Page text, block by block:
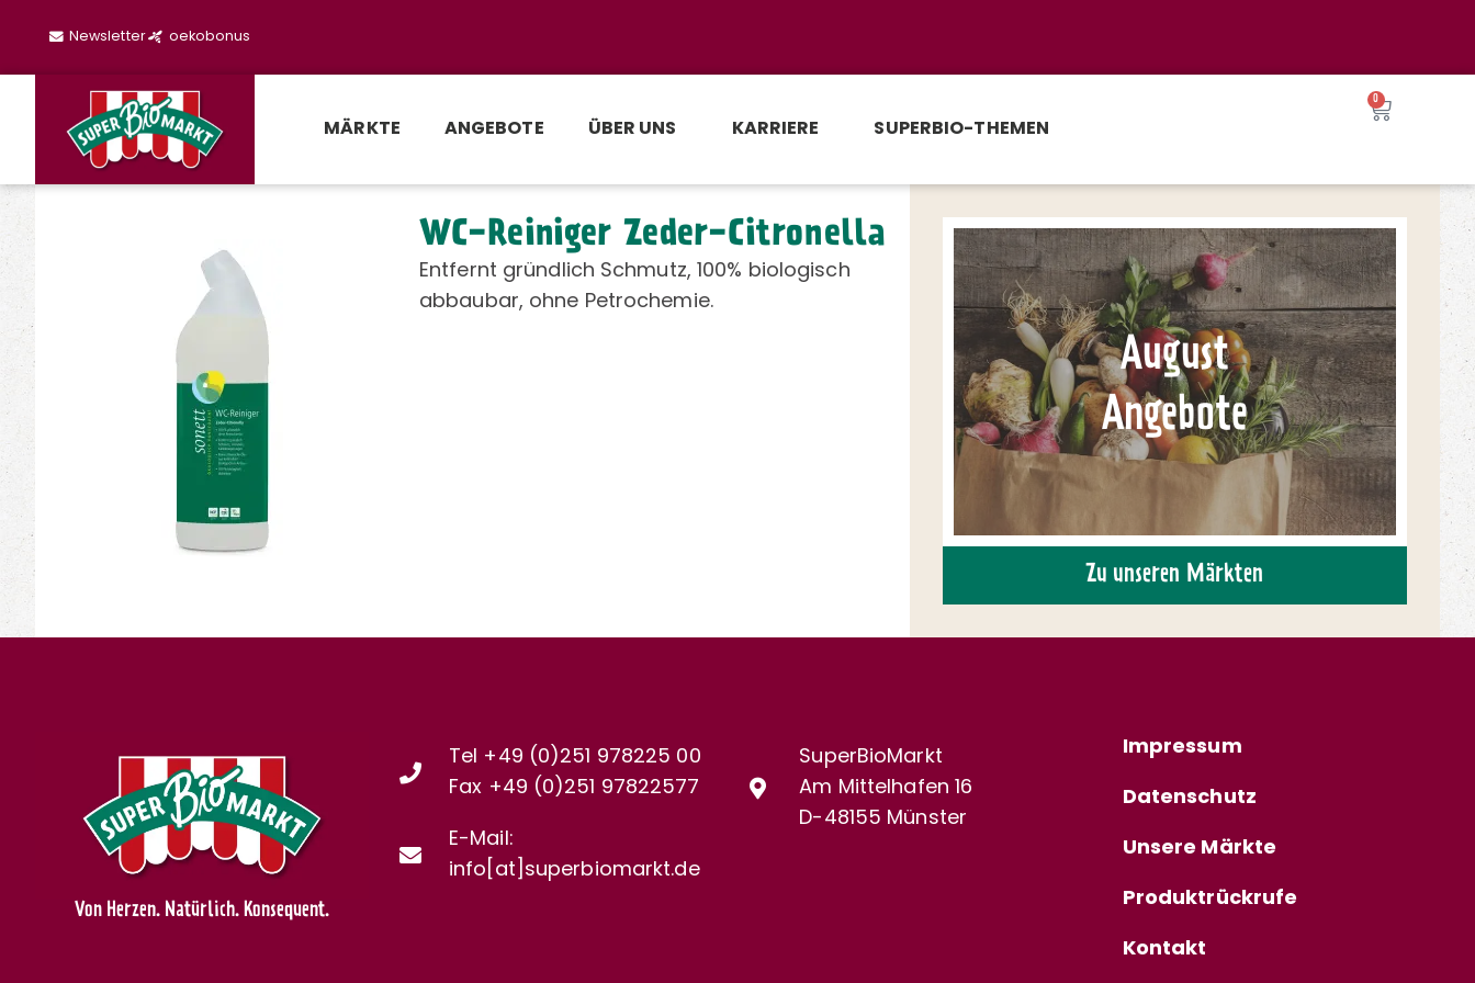
Newsletter oekobonus
MÄRKTE ANGEBOTE ÜBER UNS KARRIERE SUPERBIO-THEMEN
0
WC-Reiniger Zeder-Citronella
Entfernt gründlich Schmutz, 100% biologisch
abbaubar, ohne Petrochemie.
August
Angebote
Zu unseren Märkten
Von Herzen. Natürlich. Konsequent.
Tel +49 (0)251 978225 00
Fax +49 (0)251 97822577
E-Mail:
info[at]superbiomarkt.de
SuperBioMarkt
Am Mittelhafen 16
D-48155 Münster
Impressum
Datenschutz
Unsere Märkte
Produktrückrufe
Kontakt